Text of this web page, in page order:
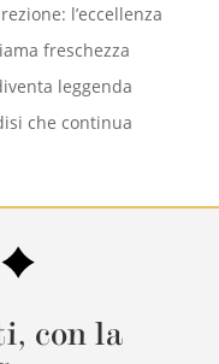
l’eccellenza
freschezza
leggenda
che continua
con la